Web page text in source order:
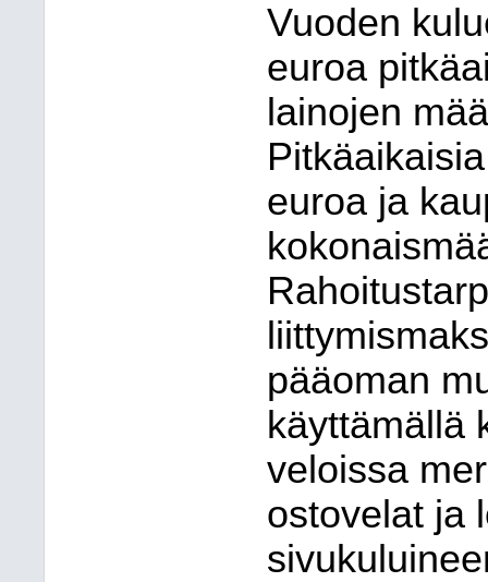
Vuoden
euroa
lainojen
euroa ja
pääoman
käyttämällä
veloissa
ostovelat ja